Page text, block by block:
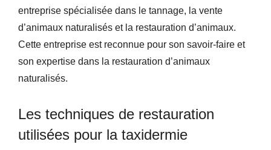
entreprise spécialisée dans le tannage, la vente
d’animaux naturalisés et la restauration d’animaux.
Cette entreprise est reconnue pour son savoir-faire et
son expertise dans la restauration d’animaux
naturalisés.
Les techniques de restauration
utilisées pour la taxidermie